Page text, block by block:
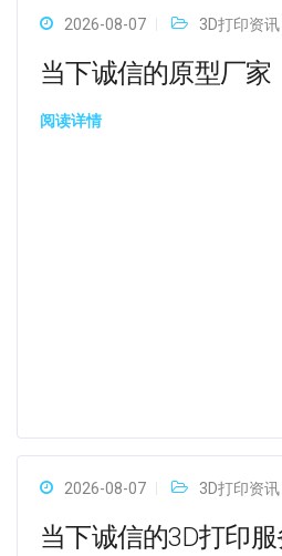
2026-08-07 3D打印资讯
当下诚信的原型厂家
阅读详情
2026-08-07 3D打印资讯
当下诚信的3D打印服